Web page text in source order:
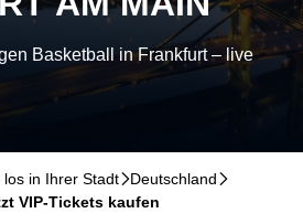
Basketball in Frankfurt – live
in Ihrer Stadt􀆊Deutschland􀆊
VIP-Tickets kaufen